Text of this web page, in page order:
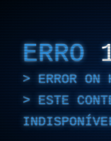
ERRO
ERROR ON
ESTE